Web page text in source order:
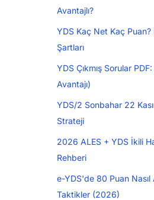
Avantajlı?
YDS Kaç Net Kaç Puan?
Şartları
YDS Çıkmış Sorular PDF:
Avantajı)
YDS/2 Sonbahar 22
Strateji
2026 ALES + YDS İkili
Rehberi
e-YDS'de 80 Puan Nasıl
Taktikler (2026)